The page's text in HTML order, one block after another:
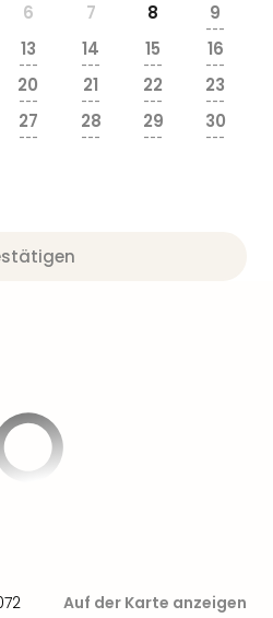
6 7 8 9
---
13
---
14
---
15
---
16
---
20
---
21
---
22
---
23
---
27
---
28
---
29
---
30
---
Auf der Karte anzeigen